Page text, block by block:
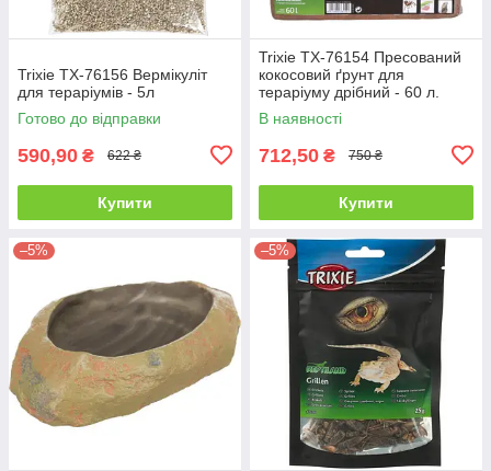
Trixie TX-76156 Вермікуліт
для тераріумів - 5л
Готово до відправки
590,90 ₴ 622 ₴
Купити
Trixie TX-76154 Пресований
кокосовий ґрунт для
тераріуму дрібний - 60 л.
В наявності
712,50 ₴ 750 ₴
Купити
–5% –5%